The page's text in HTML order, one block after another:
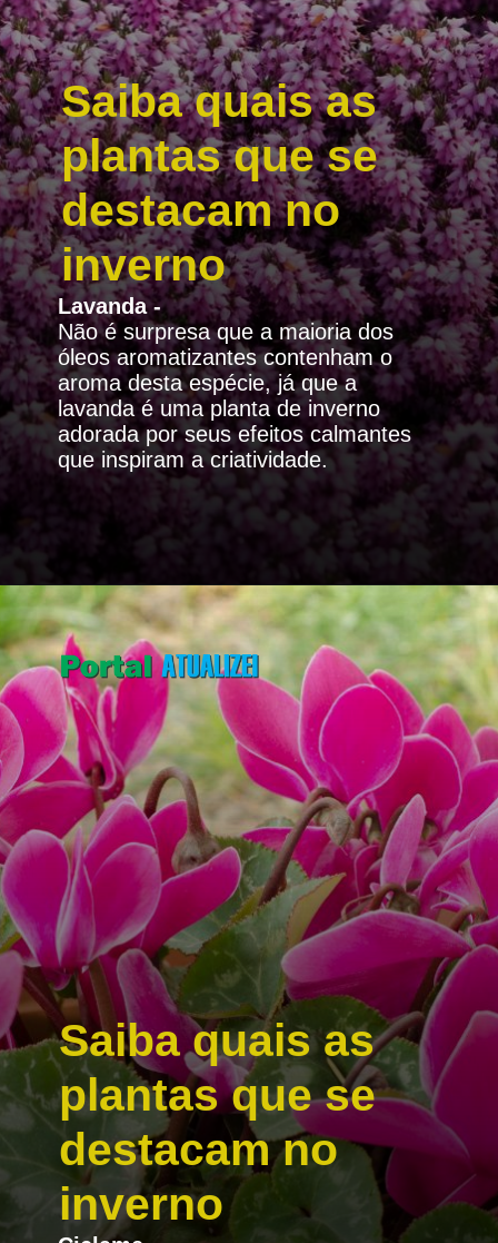
Saiba quais as
plantas que se
destacam no
inverno
Lavanda -
Não é surpresa que a maioria dos
óleos aromatizantes contenham o
aroma desta espécie, já que a
lavanda é uma planta de inverno
adorada por seus efeitos calmantes
que inspiram a criatividade.
Opening https://portalatualizei.com.br/agro/a-magia-do-inverno-descubra-as-plantas-que-se-destacam-na-estacao/16130/
Saiba quais as
plantas que se
destacam no
inverno